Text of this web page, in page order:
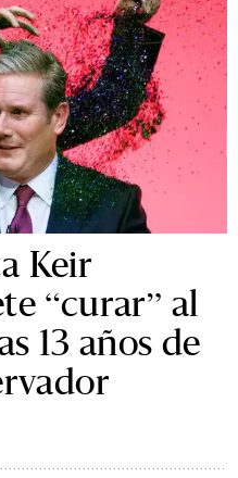
Keir
“curar” al
13 años de